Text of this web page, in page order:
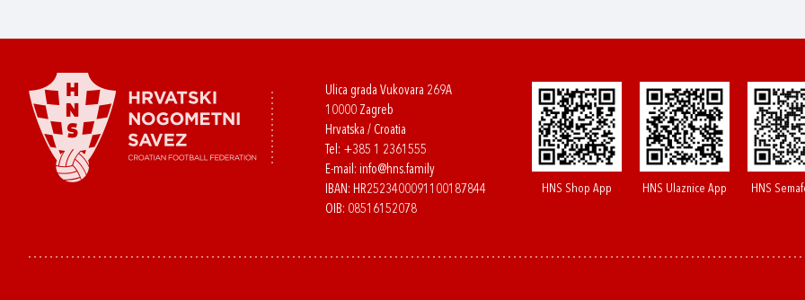
Ulica grada Vukovara 269A
10000 Zagreb
Hrvatska / Croatia
Tel: +385 1 2361555
E-mail: info@hns.family
IBAN: HR2523400091100187844
OIB: 08516152078
HNS Shop App HNS Ulaznice App HNS